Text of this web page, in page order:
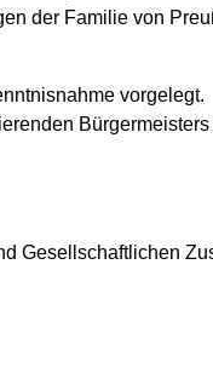
der Familie von
vorgelegt.
Gesellschaftlichen